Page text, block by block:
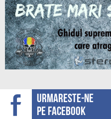
Urmareste-ne
pe facebook